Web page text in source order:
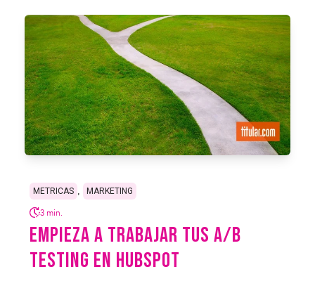
METRICAS MARKETING
3 min.
EMPIEZA A TRABAJAR TUS A/B
TESTING EN HUBSPOT